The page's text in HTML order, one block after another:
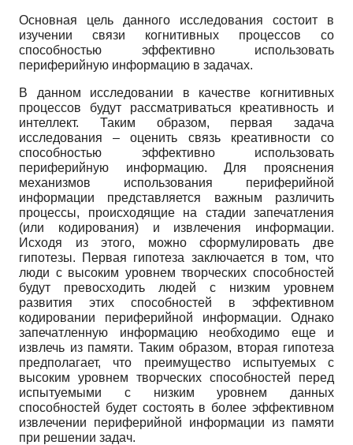
Основная цель данного исследования состоит в
изучении связи когнитивных процессов со
способностью эффективно использовать
периферийную информацию в задачах.
В данном исследовании в качестве когнитивных
процессов будут рассматриваться креативность и
интеллект. Таким образом, первая задача
исследования – оценить связь креативности со
способностью эффективно использовать
периферийную информацию. Для прояснения
механизмов использования периферийной
информации представляется важным различить
процессы, происходящие на стадии запечатления
(или кодирования) и извлечения информации.
Исходя из этого, можно сформулировать две
гипотезы. Первая гипотеза заключается в том, что
люди с высоким уровнем творческих способностей
будут превосходить людей с низким уровнем
развития этих способностей в эффективном
кодировании периферийной информации. Однако
запечатленную информацию необходимо еще и
извлечь из памяти. Таким образом, вторая гипотеза
предполагает, что преимущество испытуемых с
высоким уровнем творческих способностей перед
испытуемыми с низким уровнем данных
способностей будет состоять в более эффективном
извлечении периферийной информации из памяти
при решении задач.